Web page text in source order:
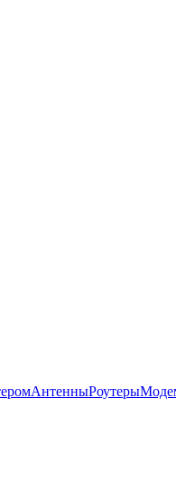
АнтенныРоутеры